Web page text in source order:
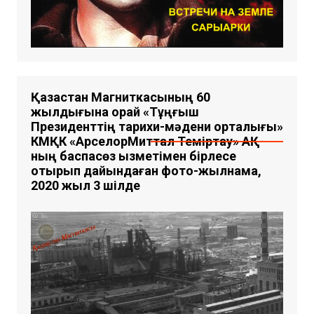
Қазақстан Магниткасының 60
жылдығына орай «Тұңғыш
Президенттің тарихи-мәдени орталығы»
КМҚК «АрселорМиттал Теміртау» АҚ-
ның баспасөз қызметімен бірлесе
отырып дайындаған фото-жылнама,
2020 жыл 3 шілде